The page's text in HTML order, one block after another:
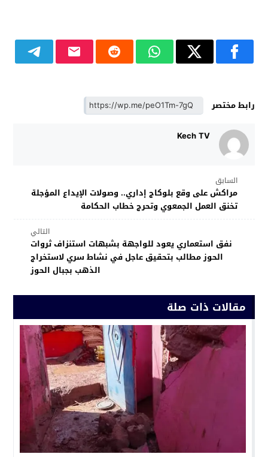
رابط مختصر
Kech TV
السابق
مراكش على وقع بلوكاج إداري.. وصولات الإيداع المؤجلة
تخنق العمل الجمعوي وتحرج خطاب الحكامة
التالي
نفق استعماري يعود للواجهة بشبهات استنزاف ثروات
الحوز مطالب بتحقيق عاجل في نشاط سري لاستخراج
الذهب بجبال الحوز
مقالات ذات صلة